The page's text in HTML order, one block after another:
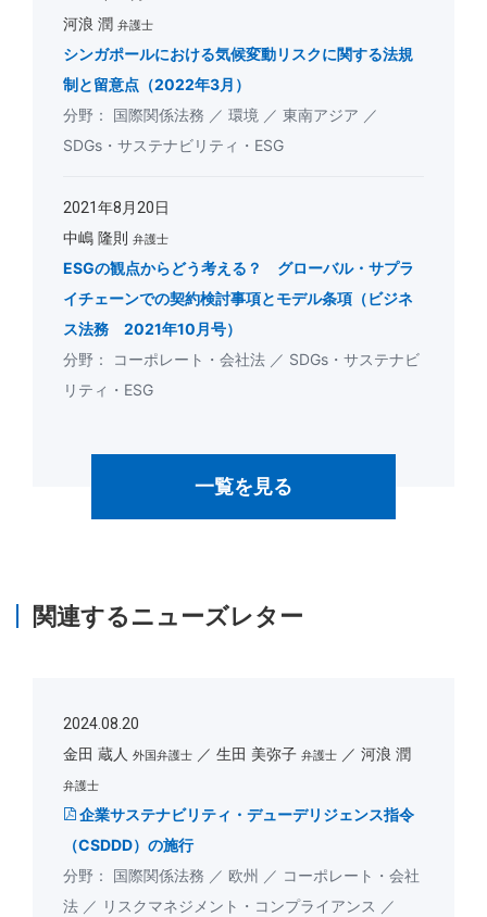
河浪 潤 弁護士
シンガポールにおける気候変動リスクに関する法規
制と留意点（2022年3月）
国際関係法務
環境
東南アジア
SDGs・サステナビリティ・ESG
2021年8月20日
中嶋 隆則 弁護士
ESGの観点からどう考える？ グローバル・サプラ
イチェーンでの契約検討事項とモデル条項（ビジネ
ス法務 2021年10月号）
コーポレート・会社法
SDGs・サステナビ
リティ・ESG
一覧を見る
関連するニューズレター
2024.08.20
金田 蔵人 外国弁護士 生田 美弥子 弁護士 河浪 潤
弁護士
企業サステナビリティ・デューデリジェンス指令
（CSDDD）の施行
国際関係法務
欧州
コーポレート・会社
法
リスクマネジメント・コンプライアンス